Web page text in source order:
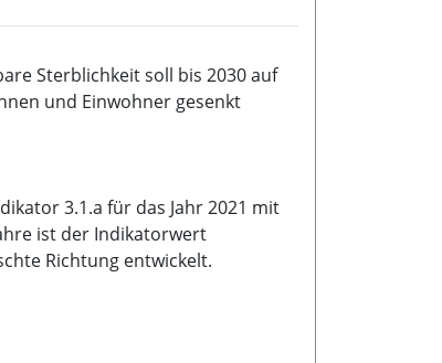
Sterblichkeit soll bis 2030 auf
und Einwohner gesenkt
3.1.a für das Jahr 2021 mit
ist der Indikatorwert
Richtung entwickelt.